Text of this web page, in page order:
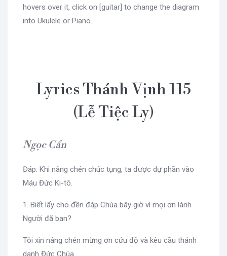
hovers over it, click on [guitar] to change the diagram
into Ukulele or Piano.
Lyrics Thánh Vịnh 115
(Lễ Tiệc Ly)
Ngọc Cẩn
Đáp: Khi nâng chén chúc tụng, ta được dự phần vào
Máu Đức Ki-tô.
1. Biết lấy cho đền đáp Chúa bây giờ vì mọi ơn lành
Người đã ban?
Tôi xin nâng chén mừng ơn cứu độ và kêu cầu thánh
danh Đức Chúa.